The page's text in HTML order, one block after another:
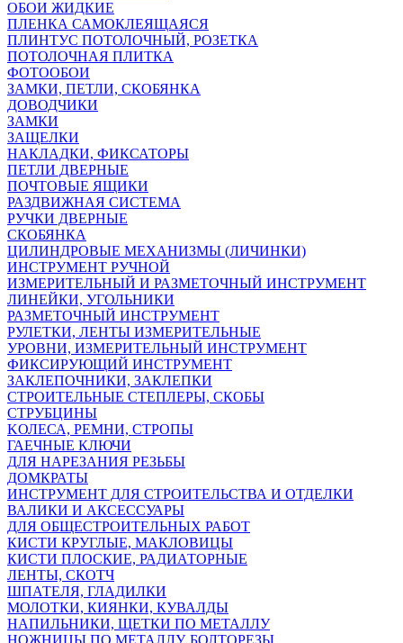
ОБОИ ЖИДКИЕ
ПЛЕНКА САМОКЛЕЯЩАЯСЯ
ПЛИНТУС ПОТОЛОЧНЫЙ, РОЗЕТКА
ПОТОЛОЧНАЯ ПЛИТКА
ФОТООБОИ
ЗАМКИ, ПЕТЛИ, СКОБЯНКА
ДОВОДЧИКИ
ЗАМКИ
ЗАЩЕЛКИ
НАКЛАДКИ, ФИКСАТОРЫ
ПЕТЛИ ДВЕРНЫЕ
ПОЧТОВЫЕ ЯЩИКИ
РАЗДВИЖНАЯ СИСТЕМА
РУЧКИ ДВЕРНЫЕ
СКОБЯНКА
ЦИЛИНДРОВЫЕ МЕХАНИЗМЫ (ЛИЧИНКИ)
ИНСТРУМЕНТ РУЧНОЙ
ИЗМЕРИТЕЛЬНЫЙ И РАЗМЕТОЧНЫЙ ИНСТРУМЕНТ
ЛИНЕЙКИ, УГОЛЬНИКИ
РАЗМЕТОЧНЫЙ ИНСТРУМЕНТ
РУЛЕТКИ, ЛЕНТЫ ИЗМЕРИТЕЛЬНЫЕ
УРОВНИ, ИЗМЕРИТЕЛЬНЫЙ ИНСТРУМЕНТ
ФИКСИРУЮЩИЙ ИНСТРУМЕНТ
ЗАКЛЕПОЧНИКИ, ЗАКЛЕПКИ
СТРОИТЕЛЬНЫЕ СТЕПЛЕРЫ, СКОБЫ
СТРУБЦИНЫ
KОЛЕСА, РЕМНИ, СТРОПЫ
ГАЕЧНЫЕ КЛЮЧИ
ДЛЯ НАРЕЗАНИЯ РЕЗЬБЫ
ДОМКРАТЫ
ИНСТРУМЕНТ ДЛЯ СТРОИТЕЛЬСТВА И ОТДЕЛКИ
ВАЛИКИ И АКСЕССУАРЫ
ДЛЯ ОБЩЕСТРОИТЕЛЬНЫХ РАБОТ
КИСТИ КРУГЛЫЕ, МАКЛОВИЦЫ
КИСТИ ПЛОСКИЕ, РАДИАТОРНЫЕ
ЛЕНТЫ, СКОТЧ
ШПАТЕЛЯ, ГЛАДИЛКИ
МОЛОТКИ, КИЯНКИ, КУВАЛДЫ
НАПИЛЬНИКИ, ЩЕТКИ ПО МЕТАЛЛУ
НОЖНИЦЫ ПО МЕТАЛЛУ, БОЛТОРЕЗЫ